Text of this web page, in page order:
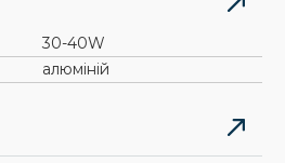
30-40W
алюміній